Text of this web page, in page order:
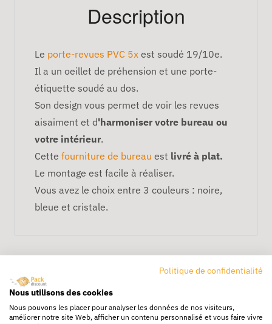
Description
Le porte-revues PVC 5x est soudé 19/10e.
Il a un oeillet de préhension et une porte-
étiquette soudé au dos.
Son design vous permet de voir les revues
aisaiment et d'harmoniser votre bureau ou
votre intérieur.
Cette fourniture de bureau est livré à plat.
Le montage est facile à réaliser.
Vous avez le choix entre 3 couleurs : noire,
bleue et cristale.
Politique de confidentialité
Nous utilisons des cookies
Nous pouvons les placer pour analyser les données de nos visiteurs,
améliorer notre site Web, afficher un contenu personnalisé et vous faire vivre